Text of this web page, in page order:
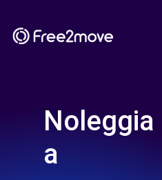
Noleggia
a